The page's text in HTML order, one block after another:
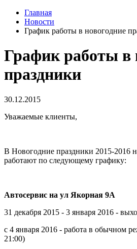
Главная
Новости
График работы в новогодние
График работы в
праздники
30.12.2015
Уважаемые клиенты,
В Новогодние праздники 2015-2016
работают по следующему графику:
Автосервис на ул Якорная 9А
31 декабря 2015 - 3 января 2016 -
с 4 января 2016 - работа в обычном
21:00)